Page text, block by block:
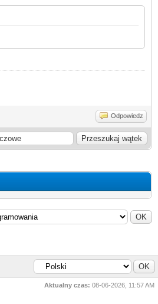
Odpowiedz
Aktualny czas: 08-06-2026, 11:57 AM